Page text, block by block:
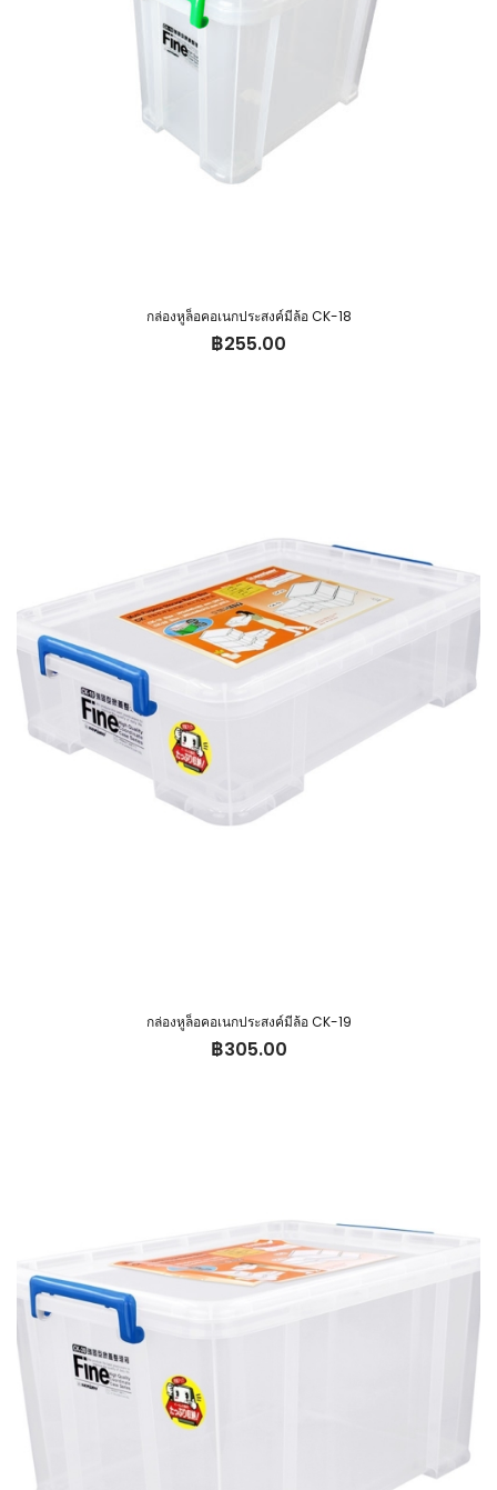
กล่องหูล็อคอเนกประสงค์มีล้อ CK-18
฿255.00
กล่องหูล็อคอเนกประสงค์มีล้อ CK-19
฿305.00